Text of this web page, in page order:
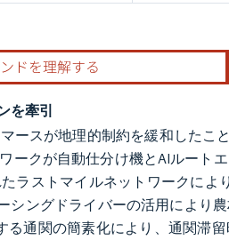
を牽引
ースが地理的制約を緩和したこ
ークが自動仕分け機とAIルート
ラストマイルネットワークによ
シングドライバーの活用により
通関の簡素化により、通関滞